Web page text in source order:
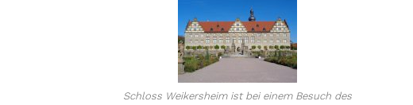
Schloss Weikersheim ist bei einem Besuch des